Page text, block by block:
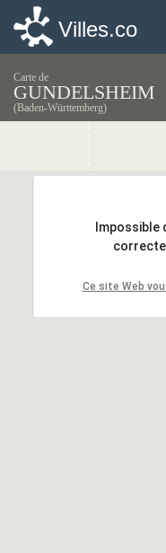
Villes.co
Carte de
GUNDELSHEIM
(Baden-Württemberg)
Impossible
Ce site Web
Impossible
Ce site Web
Villes.co